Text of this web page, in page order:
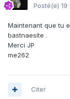
Posté(e)
Maintenant que tu
bastnaesite .
Merci JP
me262
Citer